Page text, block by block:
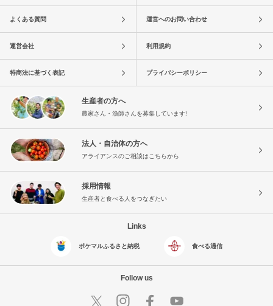
よくある質問 運営へのお問い合わせ
運営会社 利用規約
特商法に基づく表記 プライバシーポリシー
生産者の方へ
農家さん・漁師さんを募集しています!
法人・自治体の方へ
アライアンスのご相談はこちらから
採用情報
生産者と食べる人をつなぎたい
Links
ポケマルふるさと納税 食べる通信
Follow us